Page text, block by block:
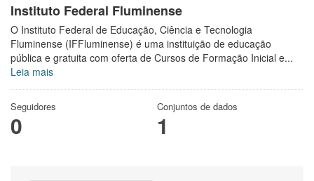
Instituto Federal Fluminense
O Instituto Federal de Educação, Ciência e Tecnologia
Fluminense (IFFluminense) é uma instituição de educação
pública e gratuita com oferta de Cursos de Formação Inicial e...
Leia mais
Seguidores
0
Conjuntos de dados
1